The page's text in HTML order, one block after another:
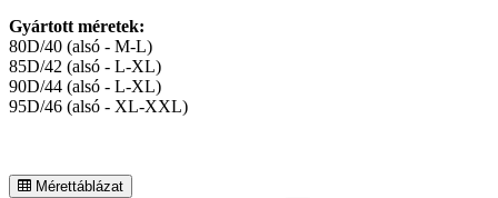
Gyártott méretek:
80D/40 (alsó - M-L)
85D/42 (alsó - L-XL)
90D/44 (alsó - L-XL)
95D/46 (alsó - XL-XXL)
Mérettáblázat